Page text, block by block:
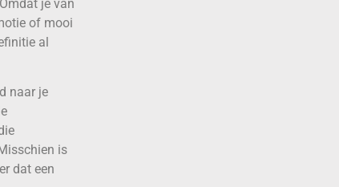
je van
of mooi
al
naar je
is
dat een